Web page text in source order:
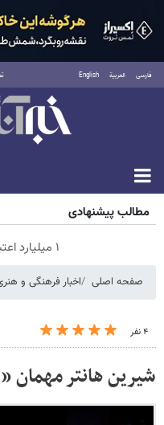
فارسی العربية English
جمعه ۱۶ مرداد ۱۴۰۵
مطالب پیشنهادی
۱ میلیارد اعتبار خرید طلا | بدون ضامن و چک
صفحه اصلی اخبار فرهنگی و
۴ نفر
شیرین هانتر مهمان